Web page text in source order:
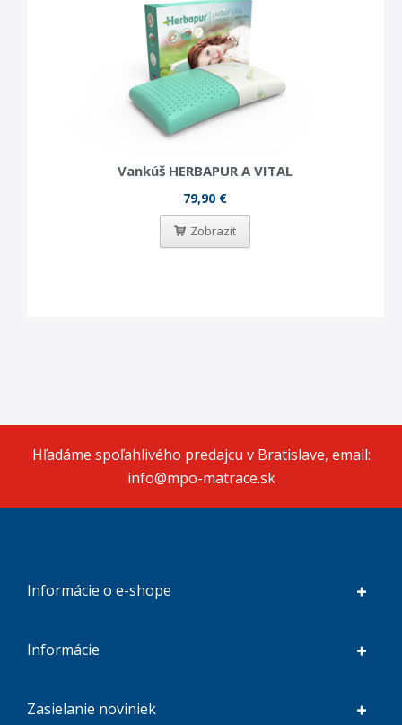
Vankúš HERBAPUR A VITAL
79,90 €
Zobrazit
Hľadáme spoľahlivého predajcu v Bratislave, email:
info@mpo-matrace.sk
Informácie o e-shope
Informácie
Zasielanie noviniek